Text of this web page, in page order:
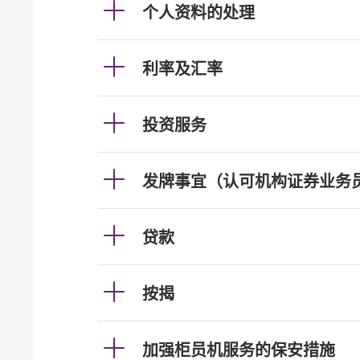
个人资料的处理
利率及汇率
投资服务
发牌事宜（认可机构证券业务
贷款
按揭
加强柜员机服务的保安措施